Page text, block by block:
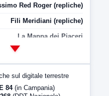
Red Roger (repliche)
Fili Meridiani (repliche)
La Mappa dei Piaceri
sul digitale terrestre
84 (in Campania)